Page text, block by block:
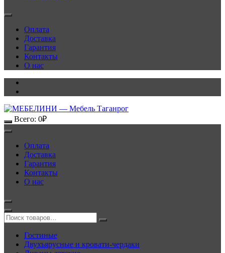
Оплата
Доставка
Гарантия
Контакты
О нас
Всего: 0₽
Оплата
Доставка
Гарантия
Контакты
О нас
Гостиные
Двухъярусные и кровати-чердаки